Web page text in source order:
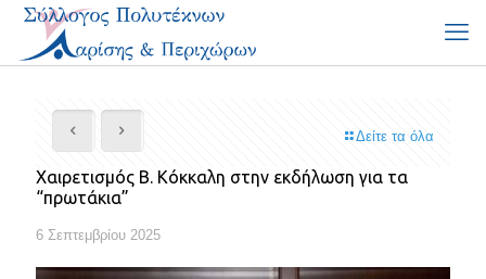
Δείτε τα όλα
Χαιρετισμός Β. Κόκκαλη στην εκδήλωση για τα
“πρωτάκια”
6 Σεπτεμβρίου 2025